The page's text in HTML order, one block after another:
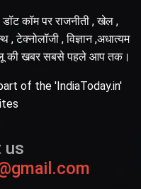
कॉम पर राजनीती , खेल ,
टेक्नोलॉजी , विज्ञान ,अधात्यम
की खबर सबसे पहले आप तक।
of the 'IndiaToday.in'
us